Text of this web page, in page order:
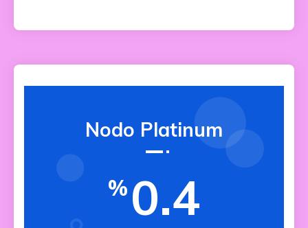
Nodo Platinum
% 0.4